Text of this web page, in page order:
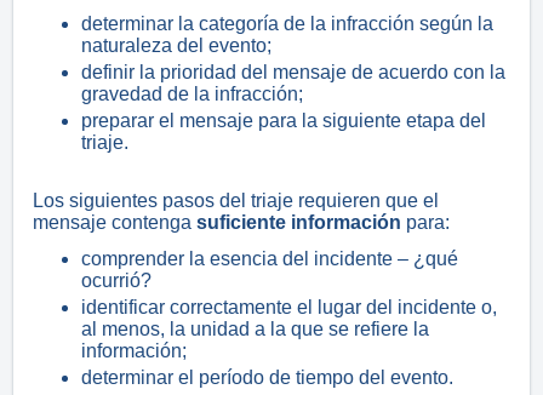
determinar la categoría de la infracción según la
naturaleza del evento;
definir la prioridad del mensaje de acuerdo con la
gravedad de la infracción;
preparar el mensaje para la siguiente etapa del
triaje.
Los siguientes pasos del triaje requieren que el
mensaje contenga suficiente información para:
comprender la esencia del incidente – ¿qué
ocurrió?
identificar correctamente el lugar del incidente o,
al menos, la unidad a la que se refiere la
información;
determinar el período de tiempo del evento.